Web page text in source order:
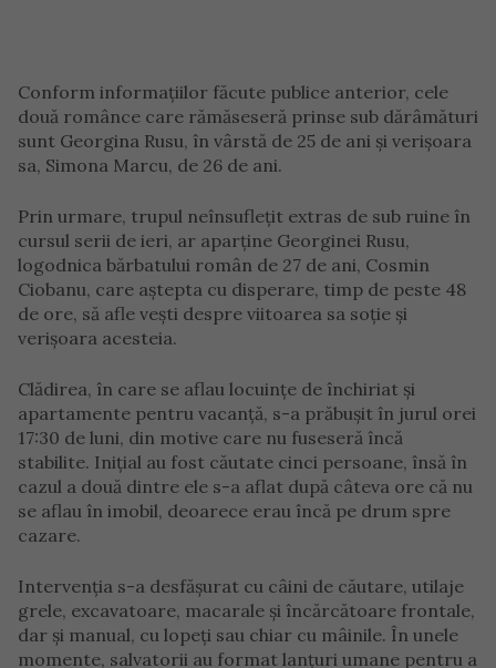
Conform informațiilor făcute publice anterior, cele
două românce care rămăseseră prinse sub dărâmături
sunt Georgina Rusu, în vârstă de 25 de ani și verișoara
sa, Simona Marcu, de 26 de ani.
Prin urmare, trupul neînsuflețit extras de sub ruine în
cursul serii de ieri, ar aparține Georginei Rusu,
logodnica bărbatului român de 27 de ani, Cosmin
Ciobanu, care aștepta cu disperare, timp de peste 48
de ore, să afle vești despre viitoarea sa soție și
verișoara acesteia.
Clădirea, în care se aflau locuințe de închiriat și
apartamente pentru vacanță, s-a prăbușit în jurul orei
17:30 de luni, din motive care nu fuseseră încă
stabilite. Inițial au fost căutate cinci persoane, însă în
cazul a două dintre ele s-a aflat după câteva ore că nu
se aflau în imobil, deoarece erau încă pe drum spre
cazare.
Intervenția s-a desfășurat cu câini de căutare, utilaje
grele, excavatoare, macarale și încărcătoare frontale,
dar și manual, cu lopeți sau chiar cu mâinile. În unele
momente, salvatorii au format lanțuri umane pentru a